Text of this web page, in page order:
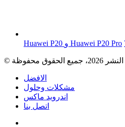
Huawei P20 و Huawei P20 Pro
الافضل
مشكلات وحلول
اندرويد ماكس
اتصل بنا